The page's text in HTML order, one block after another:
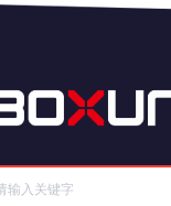
清空记录